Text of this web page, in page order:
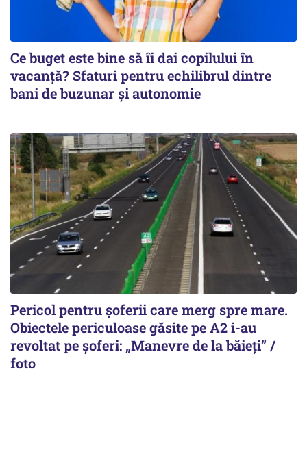
Ce buget este bine să îi dai copilului în
vacanță? Sfaturi pentru echilibrul dintre
bani de buzunar și autonomie
Pericol pentru șoferii care merg spre mare.
Obiectele periculoase găsite pe A2 i-au
revoltat pe șoferi: „Manevre de la băieți” /
foto